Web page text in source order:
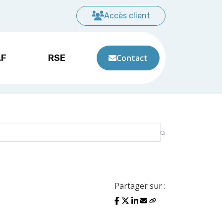
Accès client
RSE Contact
Partager sur :